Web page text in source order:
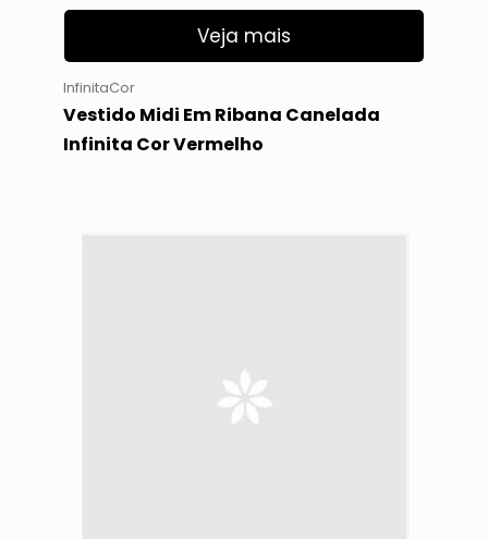
Veja mais
InfinitaCor
Vestido Midi Em Ribana Canelada
Infinita Cor Vermelho